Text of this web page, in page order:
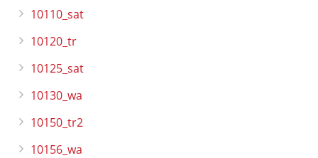
10110_sat
10120_tr
10125_sat
10130_wa
10150_tr2
10156_wa